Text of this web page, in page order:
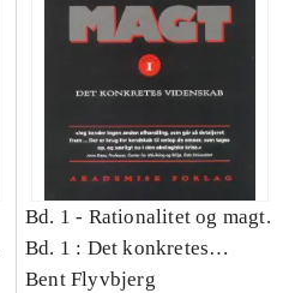
Bd. 1 - Rationalitet og magt.
Bd. 1 : Det konkretes
videnskab
Bent Flyvbjerg